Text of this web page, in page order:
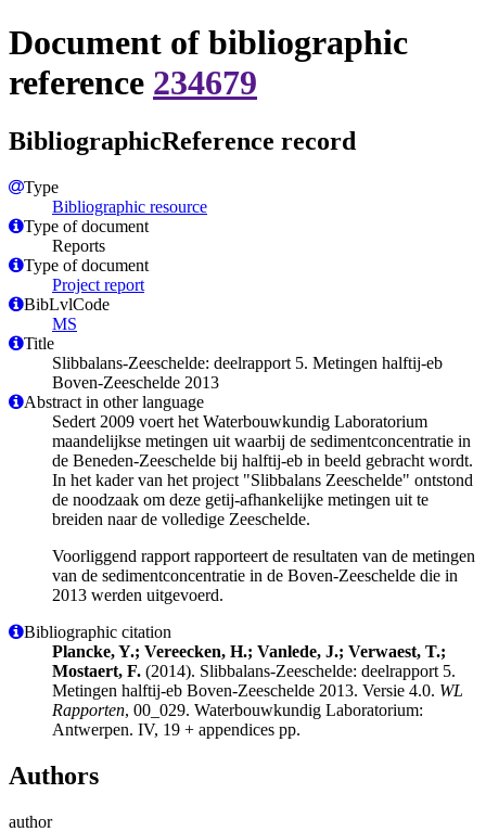
Document of bibliographic
reference 234679
BibliographicReference record
Type
Bibliographic resource
Type of document
Reports
Type of document
Project report
BibLvlCode
MS
Title
Slibbalans-Zeeschelde: deelrapport 5. Metingen halftij-eb
Boven-Zeeschelde 2013
Abstract in other language
Sedert 2009 voert het Waterbouwkundig Laboratorium
maandelijkse metingen uit waarbij de sedimentconcentratie in
de Beneden-Zeeschelde bij halftij-eb in beeld gebracht wordt.
In het kader van het project "Slibbalans Zeeschelde" ontstond
de noodzaak om deze getij-afhankelijke metingen uit te
breiden naar de volledige Zeeschelde.
Voorliggend rapport rapporteert de resultaten van de metingen
van de sedimentconcentratie in de Boven-Zeeschelde die in
2013 werden uitgevoerd.
Bibliographic citation
Plancke, Y.; Vereecken, H.; Vanlede, J.; Verwaest, T.;
Mostaert, F. (2014). Slibbalans-Zeeschelde: deelrapport 5.
Metingen halftij-eb Boven-Zeeschelde 2013. Versie 4.0. WL
Rapporten, 00_029. Waterbouwkundig Laboratorium:
Antwerpen. IV, 19 + appendices pp.
Authors
author